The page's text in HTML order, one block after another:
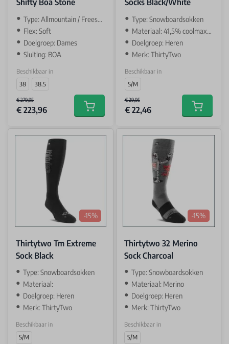
Shifty Boa Stone
Type: Allmountain / Freestyle
Flex: Soft
Doelgroep: Dames
Sluiting: BOA
Beschikbaar in
38
38.5
€ 279,95
€ 223,96 Add to cart
Socks Black/White
Type: Snowboardsokken
Materiaal: 41,5% coolmax / 41,5% katoen/
Doelgroep: Heren
Merk: ThirtyTwo
Beschikbaar in
S/M
€ 29,95
€ 22,46 Add to
-15%
Thirtytwo Tm Extreme
Sock Black
Type: Snowboardsokken
Materiaal:
Doelgroep: Heren
Merk: ThirtyTwo
Beschikbaar in
S/M
-15%
Thirtytwo 32 Merino
Sock Charcoal
Type: Snowboardsokken
Materiaal: Merino
Doelgroep: Heren
Merk: ThirtyTwo
Beschikbaar in
S/M